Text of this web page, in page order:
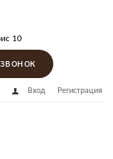
10
Вход Регистрация